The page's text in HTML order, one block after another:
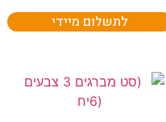
לתשלום מיידי